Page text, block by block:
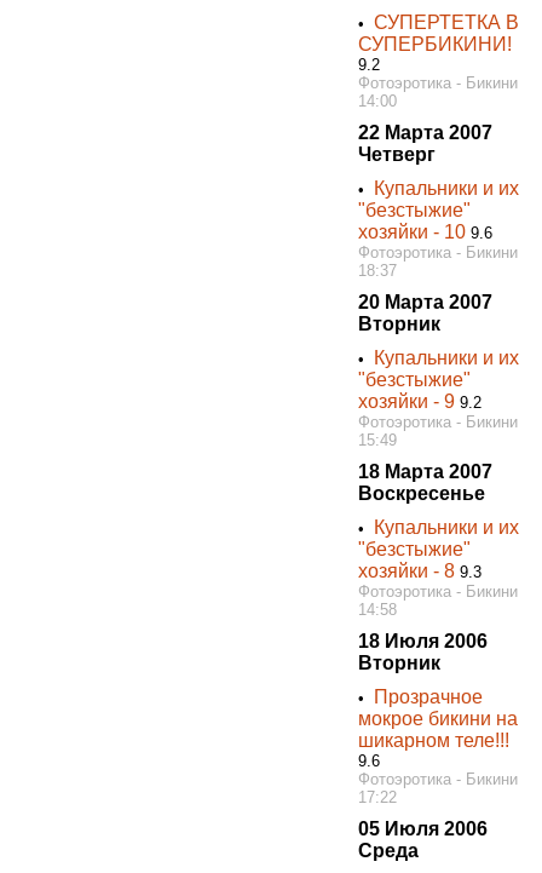
•СУПЕРТЕТКА В
СУПЕРБИКИНИ!
9.2
Фотоэротика - Бикини
14:00
22 Марта 2007
Четверг
•
Купальники и их
"безстыжие"
хозяйки - 10 9.6
Фотоэротика - Бикини
18:37
20 Марта 2007
Вторник
•
Купальники и их
"безстыжие"
хозяйки - 9 9.2
Фотоэротика - Бикини
15:49
18 Марта 2007
Воскресенье
•
Купальники и их
"безстыжие"
хозяйки - 8 9.3
Фотоэротика - Бикини
14:58
18 Июля 2006
Вторник
•
Прозрачное
мокрое бикини на
шикарном теле!!!
9.6
Фотоэротика - Бикини
17:22
05 Июля 2006
Среда